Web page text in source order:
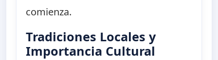
comienza.
Tradiciones Locales y
Importancia Cultural